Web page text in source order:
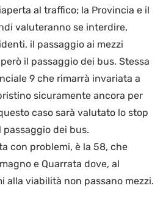
al traffico; la Provincia e il
valuteranno se interdire,
il passaggio ai mezzi
il passaggio dei bus. Stessa
9 che rimarrà invariata a
sicuramente ancora per
caso sarà valutato lo stop
dei bus.
con problemi, è la 58, che
e Quarrata dove, al
alla viabilità non passano mezzi.